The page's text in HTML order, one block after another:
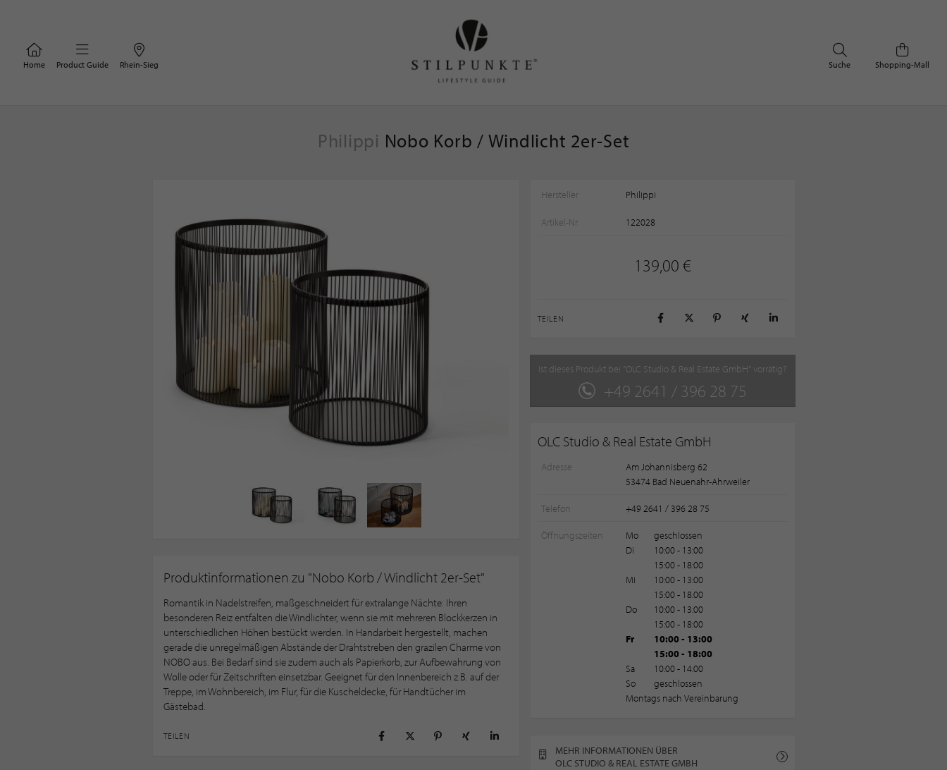
Home Product Guide Rhein-Sieg Shopping-Mall
Suche
Philippi Nobo Korb / Windlicht 2er-Set
Produktinformationen zu "Nobo Korb / Windlicht 2er-Set"
Romantik in Nadelstreifen, maßgeschneidert für extralange Nächte: Ihren
besonderen Reiz entfalten die Windlichter, wenn sie mit mehreren Blockkerzen in
unterschiedlichen Höhen bestückt werden. In Handarbeit hergestellt, machen
gerade die unregelmäßigen Abstände der Drahtstreben den grazilen Charme von
NOBO aus. Bei Bedarf sind sie zudem auch als Papierkorb, zur Aufbewahrung von
Wolle oder für Zeitschriften einsetzbar. Geeignet für den Innenbereich z.B. auf der
Treppe, im Wohnbereich, im Flur, für die Kuscheldecke, für Handtücher im
Gästebad.
TEILEN
Hersteller Philippi
Artikel-Nr. 122028
139,00 €
TEILEN
Ist dieses Produkt bei "OLC Studio & Real Estate GmbH" vorrätig?
+49 2641 / 396 28 75
OLC Studio & Real Estate GmbH
Adresse
Am Johannisberg 62
53474 Bad Neuenahr-Ahrweiler
Telefon +49 2641 / 396 28 75
Öffnungszeiten Mo
geschlossen
Di
10:00 - 13:00
15:00 - 18:00
Mi
10:00 - 13:00
15:00 - 18:00
Do
10:00 - 13:00
15:00 - 18:00
Fr
10:00 - 13:00
15:00 - 18:00
Sa
10:00 - 14:00
So
geschlossen
Montags nach Vereinbarung
MEHR INFORMATIONEN ÜBER
OLC STUDIO & REAL ESTATE GMBH